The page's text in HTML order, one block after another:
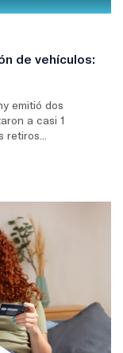
de vehículos:
emitió dos
a casi 1